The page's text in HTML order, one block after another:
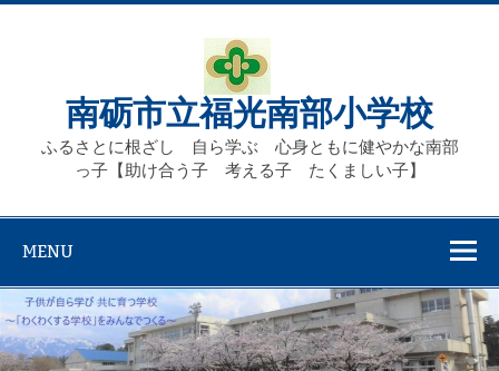
Skip
南砺市立福光南部小学校
ふるさとに根ざし 自ら学ぶ 心身ともに健やかな南部
っ子【助け合う子 考える子 たくましい子】
MENU